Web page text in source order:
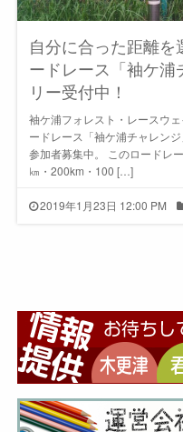
自分に合った距離
ードレース「袖ケ浦
リー受付中！
袖ケ浦フォレスト・レースウ
ードレース「袖ケ浦チャレン
参加者募集中。 このロードレ
㎞・200km・100 […]
2019年1月23日 12:00 PM